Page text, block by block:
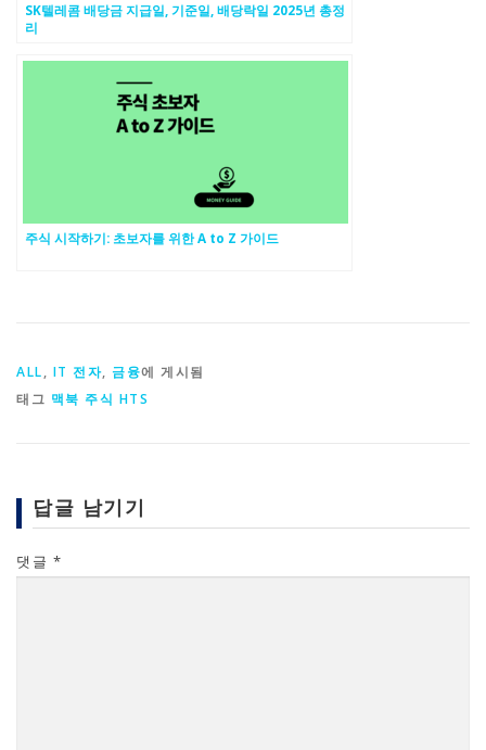
SK텔레콤 배당금 지급일, 기준일, 배당락일 2025년 총정
리
주식 시작하기: 초보자를 위한 A to Z 가이드
ALL, IT 전자, 금융에 게시됨
태그 맥북 주식 HTS
답글 남기기
댓글 *